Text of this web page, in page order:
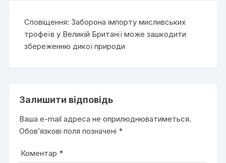
Сповіщення: Заборона імпорту мисливських
трофеїв у Великій Британії може зашкодити
збереженню дикої природи
Залишити відповідь
Ваша e-mail адреса не оприлюднюватиметься.
Обов’язкові поля позначені *
Коментар *